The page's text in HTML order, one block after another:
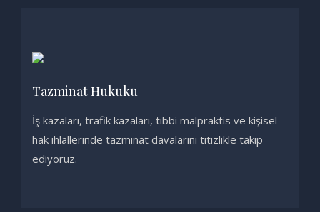
Tazminat Hukuku
İş kazaları, trafik kazaları, tıbbi malpraktis ve kişisel
hak ihlallerinde tazminat davalarını titizlikle takip
ediyoruz.